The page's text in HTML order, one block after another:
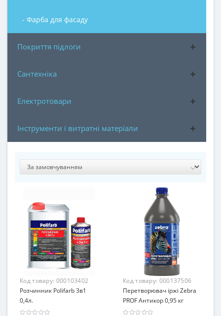
- Фарба для фасаду
Покриття підлоги
Сантехніка
Електротовари
Інструменти і витратні матеріали
Код товару: 000103402
Розчинник Polifarb 3в1
0,4л.
Код товару: 000137506
Перетворювач іржі Zebra
PROF Антикор 0,95 кг